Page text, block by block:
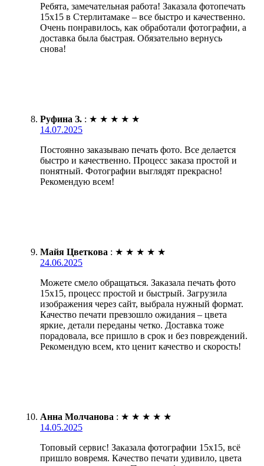
Ребята, замечательная работа! Заказала фотопечать
15х15 в Стерлитамаке – все быстро и качественно.
Очень понравилось, как обработали фотографии, а
доставка была быстрая. Обязательно вернусь
снова!
Руфина З. : ★ ★ ★ ★ ★
14.07.2025
Постоянно заказываю печать фото. Все делается
быстро и качественно. Процесс заказа простой и
понятный. Фотографии выглядят прекрасно!
Рекомендую всем!
Майя Цветкова : ★ ★ ★ ★ ★
24.06.2025
Можете смело обращаться. Заказала печать фото
15х15, процесс простой и быстрый. Загрузила
изображения через сайт, выбрала нужный формат.
Качество печати превзошло ожидания – цвета
яркие, детали переданы четко. Доставка тоже
порадовала, все пришло в срок и без повреждений.
Рекомендую всем, кто ценит качество и скорость!
Анна Молчанова : ★ ★ ★ ★ ★
14.05.2025
Топовый сервис! Заказала фотографии 15х15, всё
пришло вовремя. Качество печати удивило, цвета